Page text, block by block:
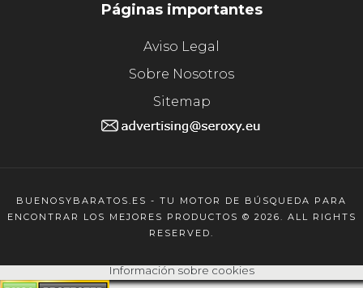
Páginas importantes
Aviso Legal
Sobre Nosotros
Sitemap
BUENOSYBARATOS.ES - TU MOTOR DE BÚSQUEDA PARA
ENCONTRAR LOS MEJORES PRODUCTOS © 2026. ALL RIGHTS
RESERVED.
Información sobre cookies